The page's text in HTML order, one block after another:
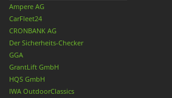
Ampere AG
CarFleet24
CRONBANK AG
Der Sicherheits-Checker
GGA
GrantLift GmbH
HQS GmbH
IWA OutdoorClassics